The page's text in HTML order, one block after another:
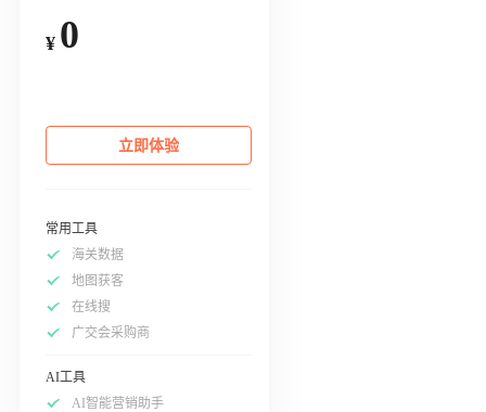
¥ 0
立即体验
常用工具
海关数据
地图获客
在线搜
广交会采购商
AI工具
AI智能营销助手